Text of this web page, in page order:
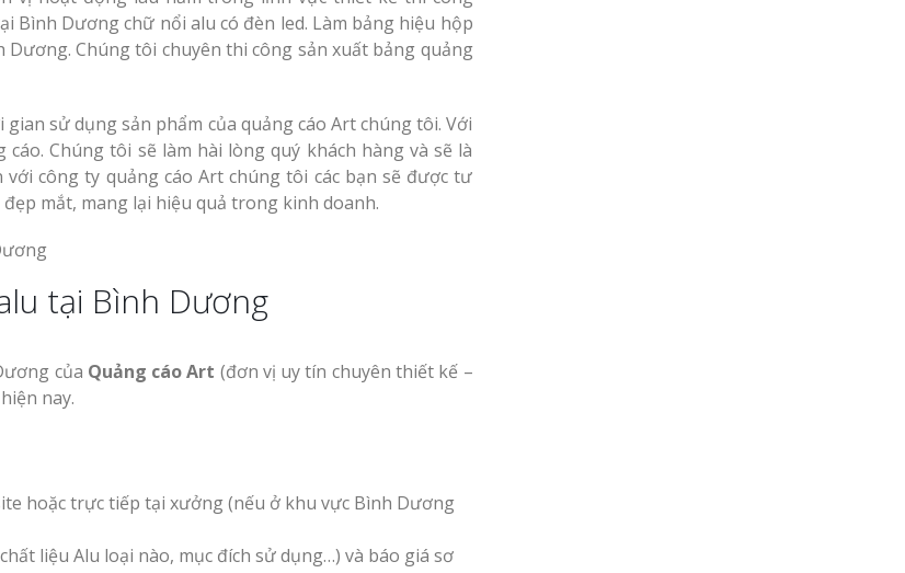
Bình Dương chữ nổi alu có đèn led. Làm bảng hiệu hộp
Chúng tôi chuyên thi công sản xuất bảng quảng
sử dụng sản phẩm của quảng cáo Art chúng tôi. Với
Chúng tôi sẽ làm hài lòng quý khách hàng và sẽ là
công ty quảng cáo Art chúng tôi các bạn sẽ được tư
mắt, mang lại hiệu quả trong kinh doanh.
tại Bình Dương
của Quảng cáo Art (đơn vị uy tín chuyên thiết kế –
nay.
hoặc trực tiếp tại xưởng (nếu ở khu vực Bình Dương
liệu Alu loại nào, mục đích sử dụng…) và báo giá sơ